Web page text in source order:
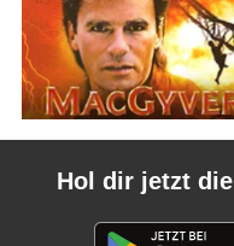
Hol dir jetzt die